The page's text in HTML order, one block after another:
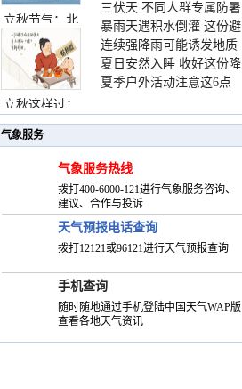
立秋节气：北
立秋这样过：
这份攻略请收好
三伏天 不同人群专属防暑
要点请收好
暴雨天遇积水倒灌 这份避
险提示请收好
连续强降雨可能诱发地质
灾害 这些前兆要知道
夏日安然入睡 收好这份降
温小贴士
夏季户外活动注意这6点
气象服务
气象服务热线
拨打400-6000-121进行气象服务咨询、
建议、合作与投诉
天气预报电话查询
拨打12121或96121进行天气预报查询
手机查询
随时随地通过手机登陆中国天气WAP版
查看各地天气资讯